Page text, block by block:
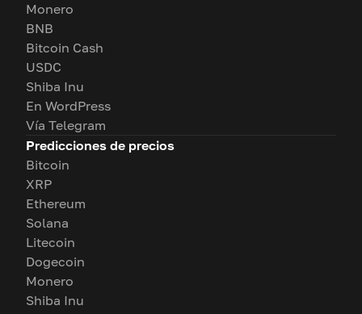
Monero
BNB
Bitcoin Cash
USDC
Shiba Inu
En WordPress
Vía Telegram
Predicciones de precios
Bitcoin
XRP
Ethereum
Solana
Litecoin
Dogecoin
Monero
Shiba Inu